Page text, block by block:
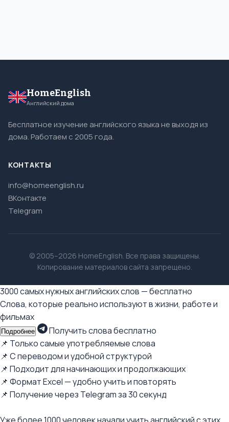
HomeEnglish
Английский дома
Бесплатное изучение английского языка не выходя из
дома. Работаем с 2005 года.
КОНТАКТЫ
info@homeenglish.ru
ВКонтакте
Telegram
© 2005–2026 HomeEnglish. Все права защищены.
Копирование материалов сайта запрещено.
3000 самых нужных английских слов — бесплатно
Слова, которые реально используют в жизни, работе и
фильмах
Подробнее
Получить слова бесплатно
📌 Только самые употребляемые слова
📌 С переводом и удобной структурой
📌 Подходит для начинающих и продолжающих
📌 Формат Excel — удобно учить и повторять
📌 Получение через Telegram за 30 секунд